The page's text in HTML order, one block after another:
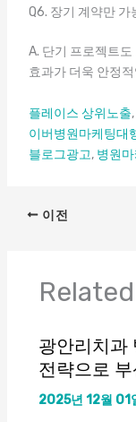
Q6. 장기 계약만 가
A. 단기 프로젝트
효과가 더욱 안정
플레이스 상위노출,
이버병원마케팅대
블로그광고, 병원
이전
광안리치과
전략으로
2025년 12월 01